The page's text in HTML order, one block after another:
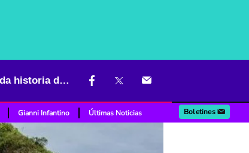
Qué significa la letras Gl que aparecen en la Piedra del Peñol: inesperada historia detrás
Gianni Infantino Últimas Noticias Boletines